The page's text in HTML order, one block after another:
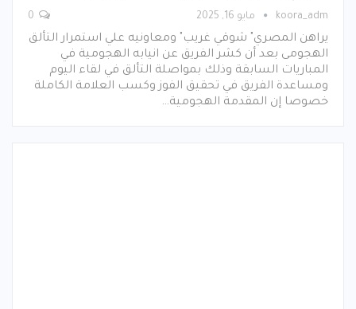
koora_adm مايو 16, 2025
يراهن المصري" شوقي غريب" ومعاونيه علي استمرار التألق
الهجومى بعد أن كشر الفريق عن انيابه الهجومية في
المباريات السابقة وذلك بمواصلة التألق في لقاء اليوم
ومساعدة الفريق في تحقيق الفوز وكسب العلامة الكاملة
خصوصا إن المقدمة الهجومية…